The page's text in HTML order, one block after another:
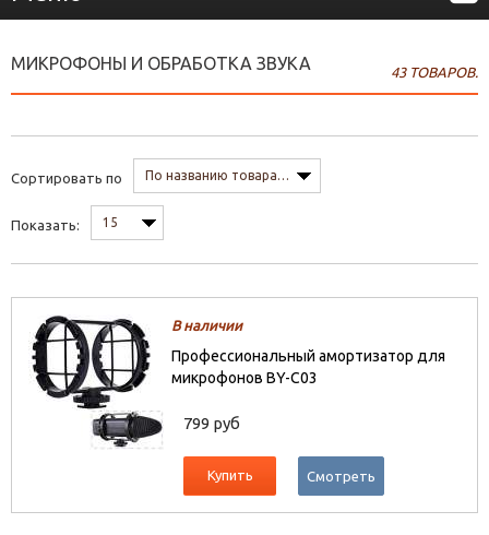
МИКРОФОНЫ И ОБРАБОТКА ЗВУКА 43 ТОВАРОВ.
Сортировать по По названию товара, от А до Я
Показать: 15
В наличии
Профессиональный амортизатор для
микрофонов BY-C03
799 руб
Купить Смотреть